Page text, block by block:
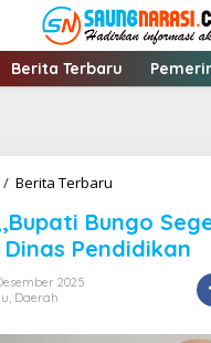
Berita Terbaru
/ Berita Terbaru
Segera
"Bersih-
bersih"
Bungo
Dinas Pendidikan
2025
, Daerah